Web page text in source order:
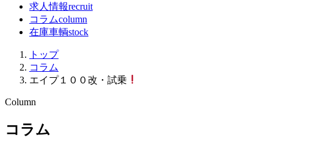
求人情報recruit
コラムcolumn
在庫車輌stock
トップ
コラム
エイプ１００改・試乗
Column
コラム